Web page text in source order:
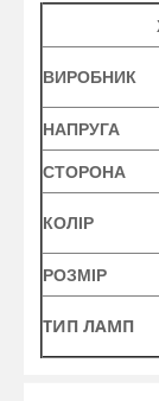
ВИРОБНИК
НАПРУГА
СТОРОНА
КОЛІР
РОЗМІР
ТИП ЛАМП